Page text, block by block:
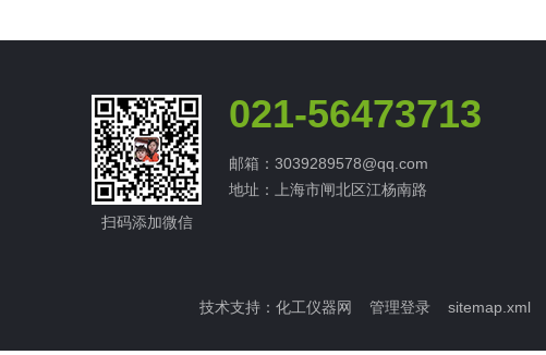
扫码添加微信
021-56473713
邮箱：3039289578@qq.com
地址：上海市闸北区江杨南路
技术支持： 化工仪器网 管理登录 sitemap.xml